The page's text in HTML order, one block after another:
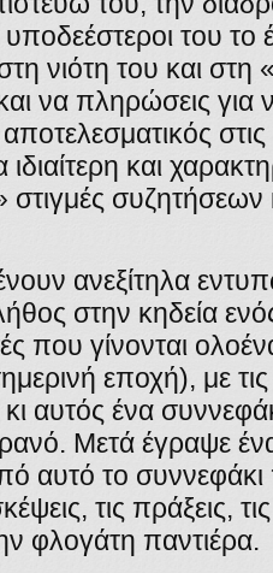
του το
νιότη του και
να πληρώσεις
αποτελεσματικός
και
στιγμές συζητήσεων
ανεξίτηλα
στην κηδεία
που γίνονται
εποχή), με
κι αυτός ένα
Μετά έγραψε
αυτό το
τις πράξεις,
φλογάτη παντιέρα.